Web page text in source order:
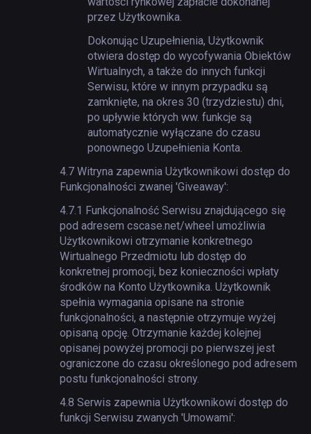
przez Użytkownika.
Dokonując Uzupełnienia, Użytkownik
otwiera dostęp do wycofywania Obiektów
Wirtualnych, a także do innych funkcji
Serwisu, które w innym przypadku są
zamknięte, na okres 30 (trzydziestu) dni,
po upływie których ww. funkcje są
automatycznie wyłączane do czasu
ponownego Uzupełnienia Konta.
4.7 Witryna zapewnia Użytkownikowi dostęp do
Funkcjonalności zwanej 'Giveaway':
4.7.1 Funkcjonalność Serwisu znajdującego się
pod adresem cscase.net/wheel umożliwia
Użytkownikowi otrzymanie konkretnego
Wirtualnego Przedmiotu lub dostęp do
konkretnej promocji, bez konieczności wpłaty
środków na Konto Użytkownika. Użytkownik
spełnia wymagania opisane na stronie
funkcjonalności, a następnie otrzymuje wyżej
opisaną opcję. Otrzymanie każdej kolejnej
opisanej powyżej promocji po pierwszej jest
ograniczone do czasu określonego pod adresem
postu funkcjonalności strony.
4.8 Serwis zapewnia Użytkownikowi dostęp do
funkcji Serwisu zwanych 'Umowami':